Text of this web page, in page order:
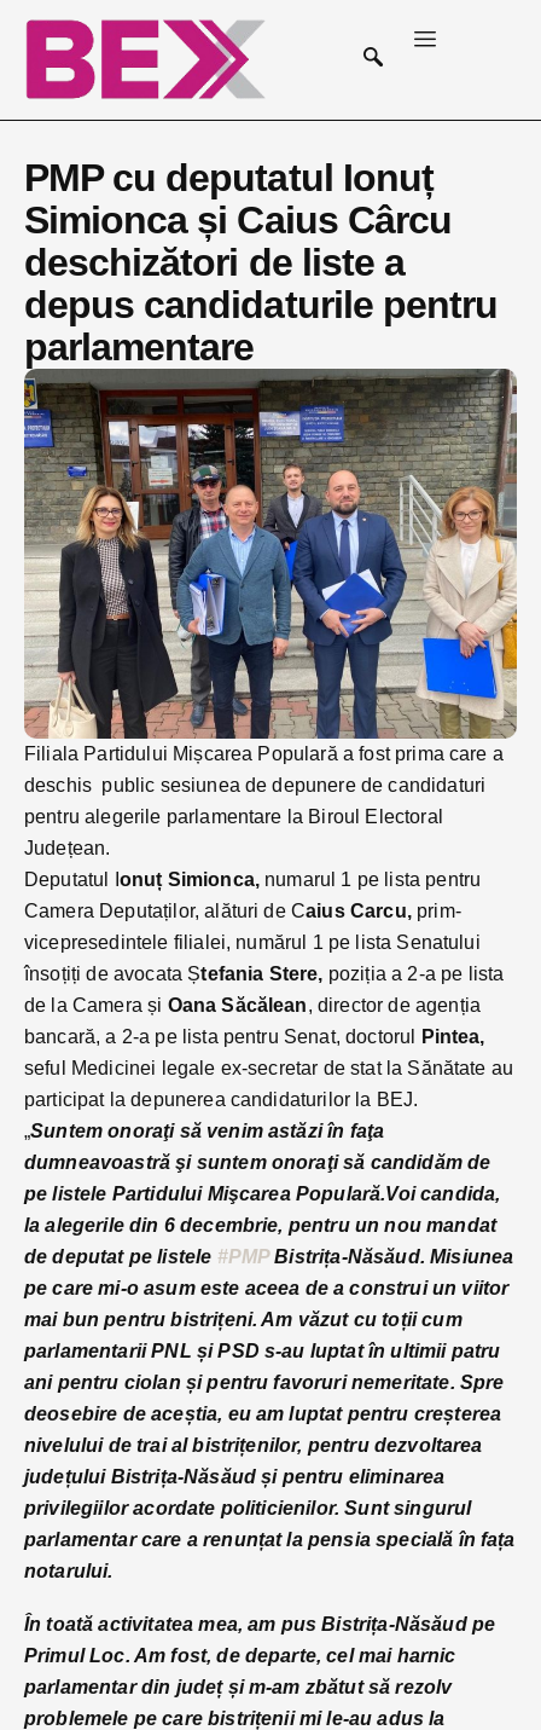
PMP cu deputatul Ionuț
Simionca și Caius Cârcu
deschizători de liste a
depus candidaturile pentru
parlamentare
Filiala Partidului Mișcarea Populară a fost prima care a
deschis public sesiunea de depunere de candidaturi
pentru alegerile parlamentare la Biroul Electoral
Județean.
Deputatul I onuț Simionca, numarul 1 pe lista pentru
Camera Deputaților, alături de Caius Carcu,prim-
vicepresedintele filialei, numărul 1 pe lista Senatului
însoțiți de avocata Ștefania Stere, poziția a 2-a pe lista
de la Camera și Oana Săcălean, director de agenția
bancară, a 2-a pe lista pentru Senat, doctorul
Pintea,
seful Medicinei legale ex-secretar de stat la Sănătate au
participat la depunerea candidaturilor la BEJ.
„Suntem onoraţi să venim astăzi în faţa
dumneavoastră şi suntem onoraţi să candidăm de
pe listele Partidului Mişcarea Populară.Voi candida,
la alegerile din 6 decembrie, pentru un nou mandat
de deputat pe listele #PMPBistrița-Năsăud. Misiunea
pe care mi-o asum este aceea de a construi un viitor
mai bun pentru bistrițeni. Am văzut cu toții cum
parlamentarii PNL și PSD s-au luptat în ultimii patru
ani pentru ciolan și pentru favoruri nemeritate. Spre
deosebire de aceștia, eu am luptat pentru creșterea
nivelului de trai al bistrițenilor, pentru dezvoltarea
județului Bistrița-Năsăud și pentru eliminarea
privilegiilor acordate politicienilor. Sunt singurul
parlamentar care a renunțat la pensia specială în fața
notarului.
În toată activitatea mea, am pus Bistrița-Năsăud pe
Primul Loc. Am fost, de departe, cel mai harnic
parlamentar din județ și m-am zbătut să rezolv
problemele pe care bistrițenii mi le-au adus la